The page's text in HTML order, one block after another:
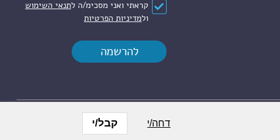
הסכם*
קראתי ואני מסכימ/ה לתנאי השימוש
ולמדיניות הפרטיות
דחה/י קבל/י